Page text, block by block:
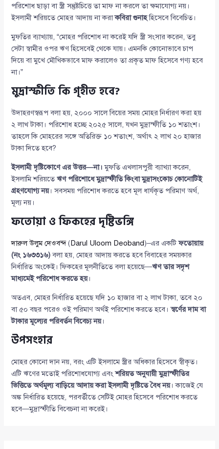
পরিশোধ ছাড়া বা স্ত্রী সন্তুষ্টচিত্তে তা মাফ না করলে তা ক্ষমাযোগ্য নয়।
ইসলামী শরিয়তে মোহর আদায় না করাকবিরা গুনাহহিসেবে বিবেচিত।
মুফতির ব্যাখ্যায়, “মোহর পরিশোধ না করেই যদি স্ত্রী সংসার করেন, তবু
সেটা স্বামীর ওপর ঋণ হিসেবেই থেকে যায়। এমনকি কোনোভাবে চাপ
দিয়ে বা মুখে মৌখিকভাবে মাফ করালেও তা প্রকৃত মাফ হিসেবে গণ্য হবে
না।”
মুদ্রাস্ফীতি কি গৃহীত হবে?
উদাহরণস্বরূপ বলা হয়, ২০০০ সালে বিয়ের সময় মোহর নির্ধারণ করা হয়
২ লাখ টাকা। পরিশোধ হচ্ছে ২০২৫ সালে, যখন মুদ্রাস্ফীতি ১০ শতাংশ।
তাহলে কি মোহরের সঙ্গে অতিরিক্ত ১০ শতাংশ, অর্থাৎ ২ লাখ ২০ হাজার
টাকা দিতে হবে?
ইসলামী দৃষ্টিকোণে এর উত্তর—না। মুফতি এখলাসপুরী ব্যাখ্যা করেন,
ইসলামি শরিয়তেঋণ পরিশোধে মুদ্রাস্ফীতি কিংবা মুদ্রাসংকোচ কোনোটিই
গ্রহণযোগ্য নয়। সবসময় পরিশোধ করতে হবে মূল ধার্যকৃত পরিমাণ অর্থ,
মূল্য নয়।
ফতোয়া ও ফিকহের দৃষ্টিভঙ্গি
দারুল উলুম দেওবন্দ( Darul Uloom Deoband)–এর একটিফতোয়ায়
(নং ১৬৩৩১৬)বলা হয়, মোহর আদায় করতে হবে বিবাহের সময়কার
নির্ধারিত অংকেই। ফিকহের মূলনীতিতে বলা হয়েছে—ঋণ তার সদৃশ
মাধ্যমেই পরিশোধ করতে হয়।
অতএব, মোহর নির্ধারিত হয়েছে যদি ১০ হাজার বা ২ লাখ টাকা, তবে ২০
বা ৫০ বছর পরেও ওই পরিমাণ অর্থই পরিশোধ করতে হবে।স্বর্ণের দাম বা
টাকার মূল্যের পরিবর্তন বিবেচ্য নয়।
উপসংহার
মোহর কোনো দান নয়, বরং এটি ইসলামে স্ত্রীর অধিকার হিসেবে স্বীকৃত।
এটি ঋণের মতোই পরিশোধযোগ্য এবংশরিয়ত অনুযায়ী মুদ্রাস্ফীতির
ভিত্তিতে অর্থমূল্য বাড়িয়ে আদায় করা ইসলামী দৃষ্টিতে বৈধ নয়। কাজেই যে
অঙ্ক নির্ধারিত হয়েছে, পরবর্তীতে সেটিই মোহর হিসেবে পরিশোধ করতে
হবে—মুদ্রাস্ফীতি বিবেচনা না করেই।